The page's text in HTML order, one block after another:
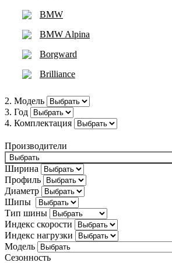
BMW
BMW Alpina
Borgward
Brilliance
Bugatti
Buick
Cadillac
Changan
Chery
Chevrolet
Chrysler
Citroën
2. Модель
3. Год
4. Комплектация
Производители
Выбрать
Ширина
Профиль
Диаметр
Шипы
Тип шины
Индекс скорости
Индекс нагрузки
Модель
Сезонность